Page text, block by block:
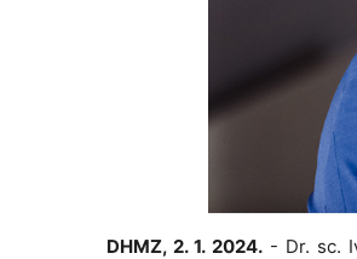
DHMZ, 2. 1. 2024.- Dr. sc.